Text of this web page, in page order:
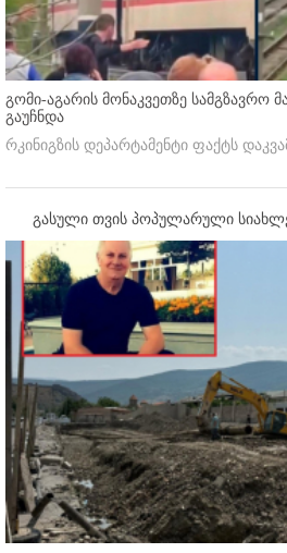
გომი-აგარის მონაკვეთზე სამგზავრო
გაუჩნდა
რკინიგზის დეპარტამენტი ფაქტს
გასული თვის პოპულარული